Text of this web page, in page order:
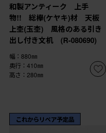
和製アンティーク 上手
物!! 総欅(ケヤキ)材 天板
上杢(玉杢) 風格のある引き
出し付き文机 (R-080690)
幅：880㎜
奥行：410㎜
高さ：280㎜
これからリペア予定品